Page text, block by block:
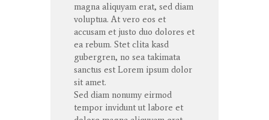
magna aliquyam erat, sed diam
voluptua. At vero eos et
accusam et justo duo dolores et
ea rebum. Stet clita kasd
gubergren, no sea takimata
sanctus est Lorem ipsum dolor
sit amet.
Sed diam nonumy eirmod
tempor invidunt ut labore et